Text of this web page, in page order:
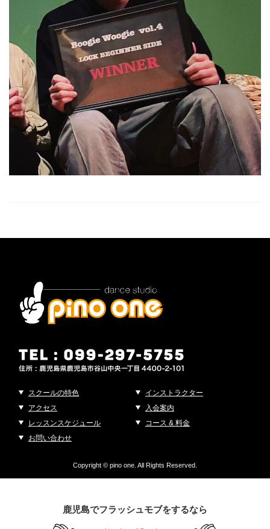
スクールの特色
インストラクター
アクセス
入会案内
レッスンスケジュール
コース & 料金
お問い合わせ
Copyright © pino one. All Rights Reserved.
鹿児島でフラッシュモブをするなら